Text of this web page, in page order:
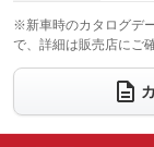
電動格納サードシ
：装備なし
ウォークスルー
電動リアゲート
シートエアコン
：装備なし
※新車時のカタログデ
で、詳細は販売店にご